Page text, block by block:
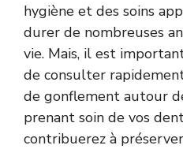
hygiène et des soins
durer de nombreuses
vie. Mais, il est
de consulter
de gonflement autour
prenant soin de vos
contribuerez à